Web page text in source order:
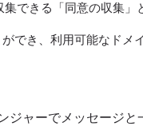
できる「同意の収集
でき、利用可能なド
ャーでメッセージと